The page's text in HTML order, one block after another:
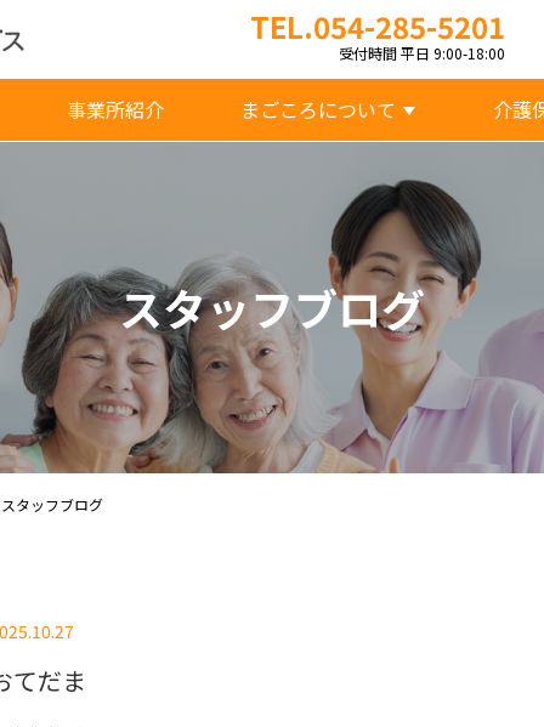
TEL.054-285-5201
受付時間 平日 9:00-18:00
事業所紹介 まごころについて 介護
スタッフブログ
タッフブログ
てだま